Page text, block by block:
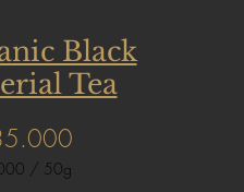
Black
Tea
Harga
/ 50g